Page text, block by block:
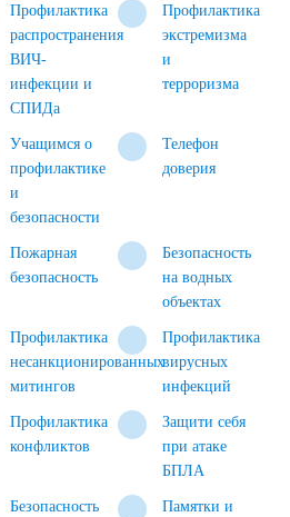
Профилактика
распространения
ВИЧ-
инфекции и
СПИДа
Профилактика
экстремизма
и
терроризма
Учащимся о
профилактике
и
безопасности
Телефон
доверия
Пожарная
безопасность
Безопасность
на водных
объектах
Профилактика
несанкционированных
митингов
Профилактика
вирусных
инфекций
Профилактика
конфликтов
Защити себя
при атаке
БПЛА
Безопасность
Памятки и